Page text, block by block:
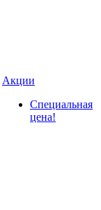
Акции
Специальная
цена!